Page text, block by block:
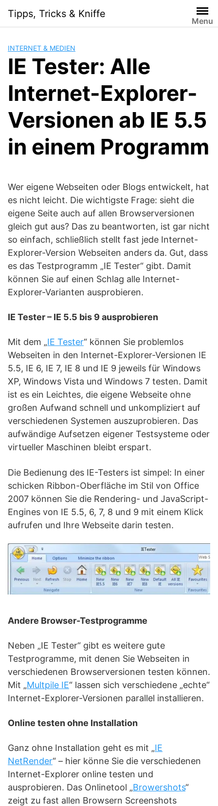
content
Tipps, Tricks & Kniffe
Menu
INTERNET & MEDIEN
IE Tester: Alle
Internet-Explorer-
Versionen ab IE 5.5
in einem Programm
Wer eigene Webseiten oder Blogs entwickelt, hat
es nicht leicht. Die wichtigste Frage: sieht die
eigene Seite auch auf allen Browserversionen
gleich gut aus? Das zu beantworten, ist gar nicht
so einfach, schließlich stellt fast jede Internet-
Explorer-Version Webseiten anders da. Gut, dass
es das Testprogramm „IE Tester“ gibt. Damit
können Sie auf einen Schlag alle Internet-
Explorer-Varianten ausprobieren.
IE Tester – IE 5.5 bis 9 ausprobieren
Mit dem „IE Tester“ können Sie problemlos
Webseiten in den Internet-Explorer-Versionen IE
5.5, IE 6, IE 7, IE 8 und IE 9 jeweils für Windows
XP, Windows Vista und Windows 7 testen. Damit
ist es ein Leichtes, die eigene Webseite ohne
großen Aufwand schnell und unkompliziert auf
verschiedenen Systemen auszuprobieren. Das
aufwändige Aufsetzen eigener Testsysteme oder
virtueller Maschinen bleibt erspart.
Die Bedienung des IE-Testers ist simpel: In einer
schicken Ribbon-Oberfläche im Stil von Office
2007 können Sie die Rendering- und JavaScript-
Engines von IE 5.5, 6, 7, 8 und 9 mit einem Klick
aufrufen und Ihre Webseite darin testen.
Andere Browser-Testprogramme
Neben „IE Tester“ gibt es weitere gute
Testprogramme, mit denen Sie Webseiten in
verschiedenen Browserversionen testen können.
Mit „Multpile IE“ lassen sich verschiedene „echte“
Internet-Explorer-Versionen parallel installieren.
Online testen ohne Installation
Ganz ohne Installation geht es mit „IE
NetRender“ – hier könne Sie die verschiedenen
Internet-Explorer online testen und
ausprobieren. Das Onlinetool „Browershots“
zeigt zu fast allen Browsern Screenshots